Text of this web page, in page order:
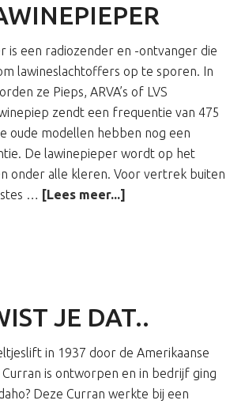
is een radiozender en -ontvanger die
lawineslachtoffers op te sporen. In
ze Pieps, ARVA’s of LVS
zendt een frequentie van 475
oude modellen hebben nog een
De lawinepieper wordt op het
onder alle kleren. Voor vertrek buiten
… [Lees meer...]
JE DAT..
in 1937 door de Amerikaanse
Curran is ontworpen en in bedrijf ging
Deze Curran werkte bij een